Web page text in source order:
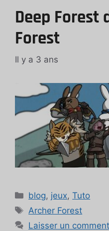
Deep Forest
Forest
Il y a 3 ans
Catégories
blog, jeux,Tuto
Étiquettes
Archer Forest
Laisser un